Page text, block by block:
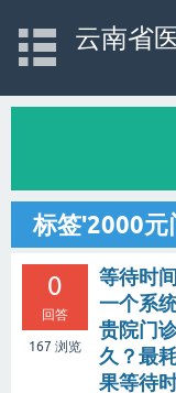
云南省
标签'2000元
0
回答
167 浏览
等待时
一个系
贵院门
久？最
果等待